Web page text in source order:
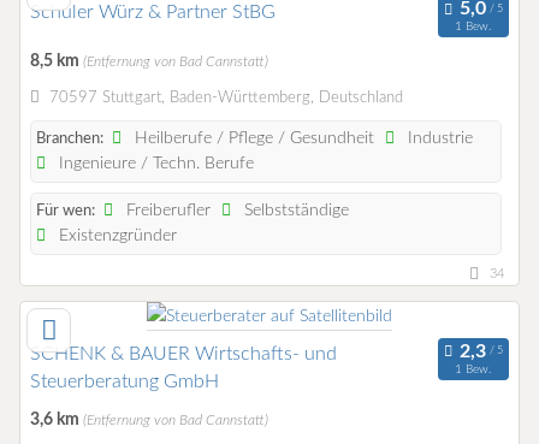
Schuler Würz & Partner StBG
1 Bew.
8,5 km (Entfernung von Bad Cannstatt)
70597 Stuttgart, Baden-Württemberg, Deutschland
Branchen: Heilberufe / Pflege / Gesundheit
Industrie
Ingenieure / Techn. Berufe
Für wen: Freiberufler
Selbstständige
Existenzgründer
34
SCHENK & BAUER Wirtschafts- und
Steuerberatung GmbH
1 Bew.
3,6 km (Entfernung von Bad Cannstatt)